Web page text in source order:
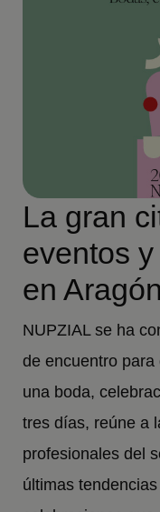
La gran
eventos
en Aragón
NUPZIAL se ha
de encuentro
una boda,
tres días, reúne a
profesionales del
últimas